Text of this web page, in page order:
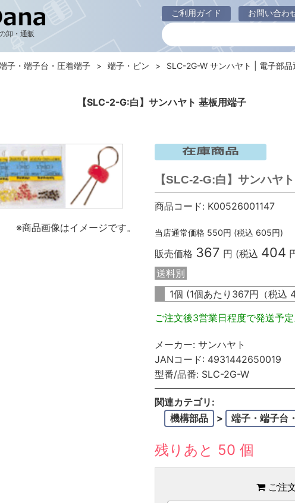
卸・通販
ご利用ガイド お問い合わ
【SLC-2-G:白】サンハヤト 基板用端子
子・端子台・圧着端子 端子・ピン SLC-2G-W サンハヤト | 電子部
※商品画像はイメージです。
【SLC-2-G:白】サンハヤ
商品コード: K00526001147
当店通常価格 550円 (税込 605円)
販売価格 367 円 (税込 404
送料別
1個 (1個あたり 367円（税込
ご注文後3営業日程度で発送予定
メーカー: サンハヤト
JANコード: 4931442650019
型番/品番: SLC-2G-W
関連カテゴリ:
機構部品
> 端子・端子台
残りあと 50 個
ご注